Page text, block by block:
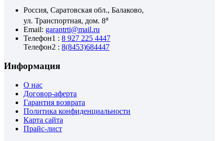
Россия, Саратовская обл., Балаково,
ул. Транспортная, дом. 8а
Email: garantrti@mail.ru
Телефон1 : 8 927 225 4447
Телефон2 : 8(8453)684447
Информация
О нас
Договор-аферта
Гарантия возврата
Политика конфиденциальности
Карта сайта
Прайс-лист